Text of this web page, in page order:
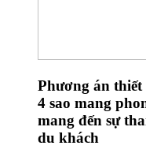
Phương án thiết
4 sao mang
mang đến sự
du khách